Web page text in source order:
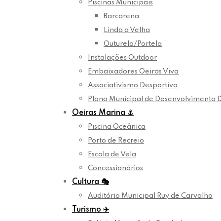
Piscinas Municipais
Barcarena
Linda a Velha
Outurela/Portela
Instalações Outdoor
Embaixadores Oeiras Viva
Associativismo Desportivo
Plano Municipal de Desenvolvimento
Oeiras Marina ⚓
Piscina Oceânica
Porto de Recreio
Escola de Vela
Concessionários
Cultura 🎭
Auditório Municipal Ruy de Carvalho
Turismo ✈️